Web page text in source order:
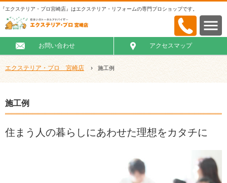
『エクステリア・プロ宮崎店』はエクステリア・リフォームの専門プロショップです。
お問い合わせ アクセスマップ
エクステリア・プロ 宮崎店 › 施工例
施工例
住まう人の暮らしにあわせた理想をカタチに